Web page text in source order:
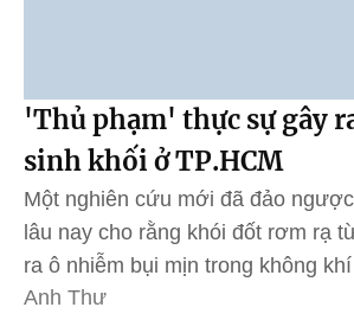
'Thủ phạm' thực sự gây
sinh khối ở TP.HCM
Một nghiên cứu mới đã đảo
lâu nay cho rằng khói đốt rơm rạ
ra ô nhiễm bụi mịn trong không
Anh Thư